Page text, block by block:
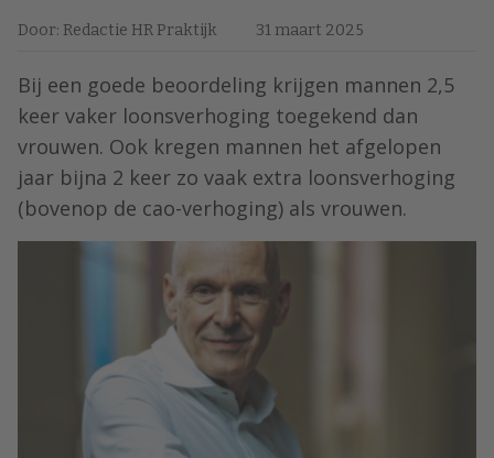
Door: Redactie HR Praktijk 31 maart 2025
Bij een goede beoordeling krijgen mannen 2,5
keer vaker loonsverhoging toegekend dan
vrouwen. Ook kregen mannen het afgelopen
jaar bijna 2 keer zo vaak extra loonsverhoging
(bovenop de cao-verhoging) als vrouwen.